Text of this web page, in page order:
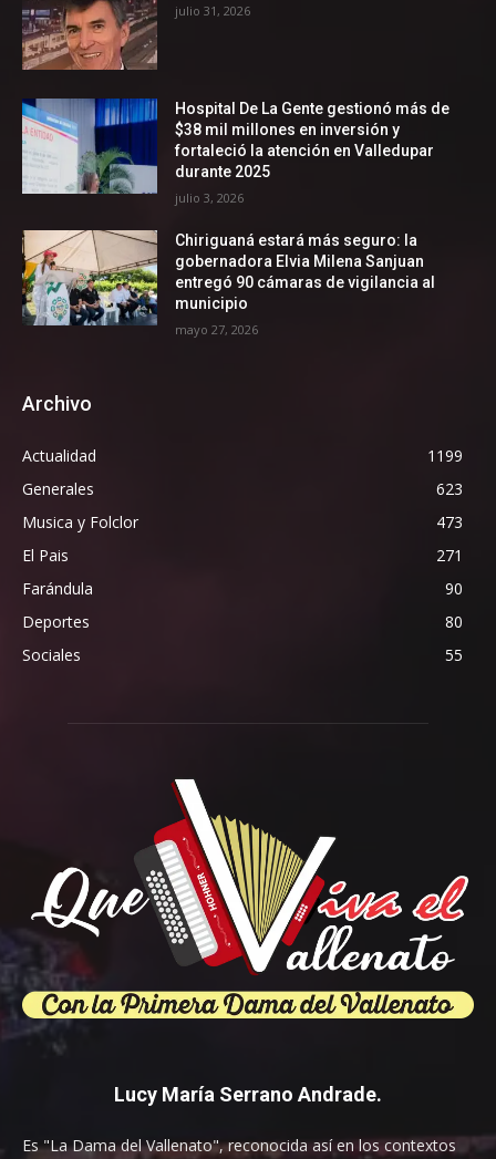
julio 31, 2026
Hospital De La Gente gestionó más de
$38 mil millones en inversión y
fortaleció la atención en Valledupar
durante 2025
julio 3, 2026
Chiriguaná estará más seguro: la
gobernadora Elvia Milena Sanjuan
entregó 90 cámaras de vigilancia al
municipio
mayo 27, 2026
Archivo
Actualidad
1199
Generales
623
Musica y Folclor
473
El Pais
271
Farándula
90
Deportes
80
Sociales
55
Lucy María Serrano Andrade.
Es "La Dama del Vallenato", reconocida así en los contextos